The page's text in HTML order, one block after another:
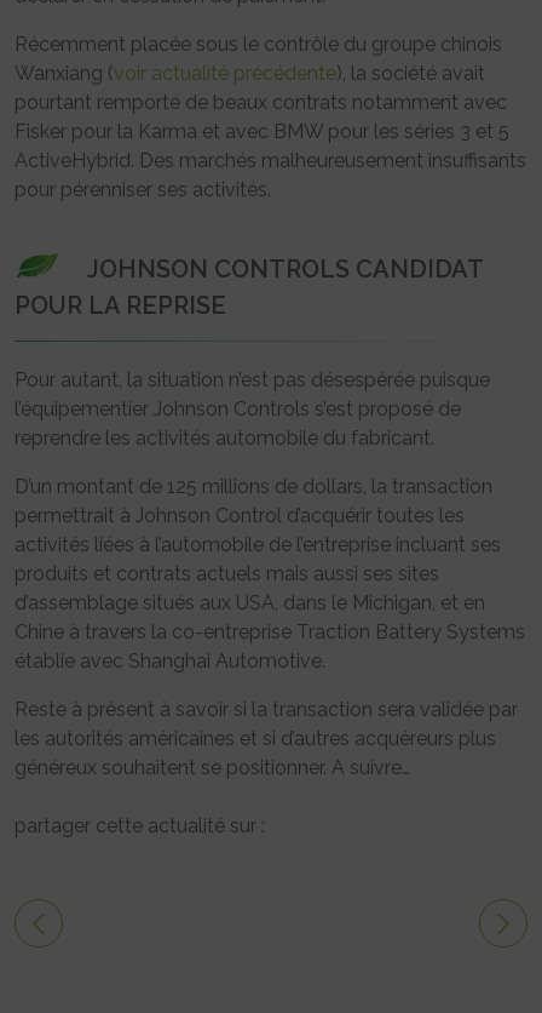
Récemment placée sous le contrôle du groupe chinois
Wanxiang (voir actualité précédente), la société avait
pourtant remporté de beaux contrats notamment avec
Fisker pour la Karma et avec BMW pour les séries 3 et 5
ActiveHybrid. Des marchés malheureusement insuffisants
pour pérenniser ses activités.
JOHNSON CONTROLS CANDIDAT
POUR LA REPRISE
Pour autant, la situation n’est pas désespérée puisque
l’équipementier Johnson Controls s’est proposé de
reprendre les activités automobile du fabricant.
D’un montant de 125 millions de dollars, la transaction
permettrait à Johnson Control d’acquérir toutes les
activités liées à l’automobile de l’entreprise incluant ses
produits et contrats actuels mais aussi ses sites
d’assemblage situés aux USA, dans le Michigan, et en
Chine à travers la co-entreprise Traction Battery Systems
établie avec Shanghai Automotive.
Reste à présent à savoir si la transaction sera validée par
les autorités américaines et si d’autres acquéreurs plus
généreux souhaitent se positionner. A suivre…
partager cette actualité sur :